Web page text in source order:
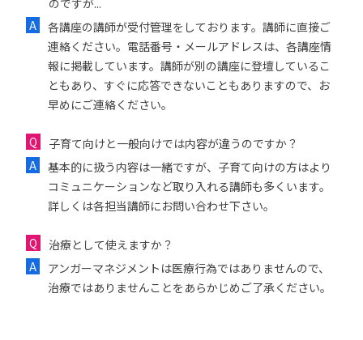
のですが...
各講座の講師が受付管理をしております。講師に直接ご
連絡ください。電話番号・メールアドレスは、各講座情
報に掲載しています。講師が別の講座に登壇しているこ
ともあり、すぐに応答できないこともありますので、お
早めにご連絡ください。
子育て向けと一般向けでは内容が違うのですか？
基本的に扱う内容は一緒ですが、子育て向けの方はより
コミュニケーションなど取り入れる講師も多くいます。
詳しくは各担当講師にお問い合わせ下さい。
治療として使えますか？
アンガーマネジメントは医療行為ではありませんので、
治療ではありませんことをあらかじめご了承ください。